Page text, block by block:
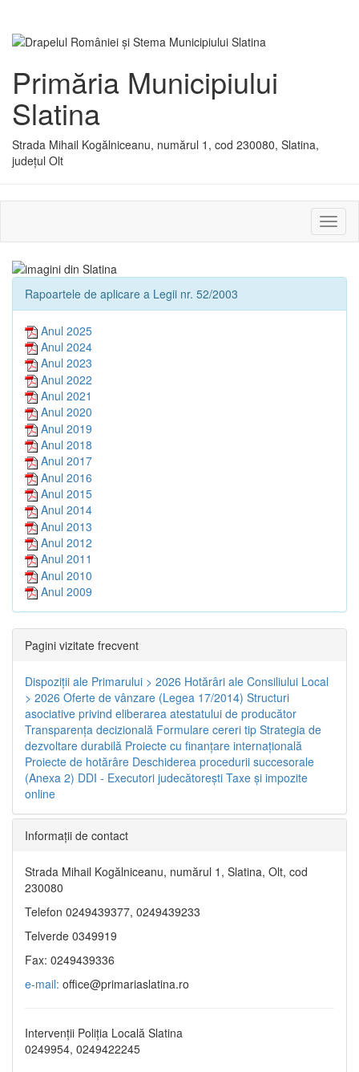
Primăria Municipiului
Slatina
Strada Mihail Kogălniceanu, numărul 1, cod 230080, Slatina,
județul Olt
sau
Rapoartele de aplicare a Legii nr. 52/2003
Anul 2025
Anul 2024
Anul 2023
Anul 2022
Anul 2021
Anul 2020
Anul 2019
Anul 2018
Anul 2017
Anul 2016
Anul 2015
Anul 2014
Anul 2013
Anul 2012
Anul 2011
Anul 2010
Anul 2009
Pagini vizitate frecvent
Dispoziţii ale Primarului > 2026 Hotărâri ale Consiliului Local
> 2026 Oferte de vânzare (Legea 17/2014) Structuri
asociative privind eliberarea atestatului de producător
Transparenţa decizională Formulare cereri tip Strategia de
dezvoltare durabilă Proiecte cu finanţare internaţională
Proiecte de hotărâre Deschiderea procedurii succesorale
(Anexa 2) DDI - Executori judecătorești Taxe şi impozite
online
Informaţii de contact
Strada Mihail Kogălniceanu, numărul 1, Slatina, Olt, cod
230080
Telefon 0249439377, 0249439233
Telverde 0349919
Fax: 0249439336
e-mail: office@primariaslatina.ro
Intervenții Poliția Locală Slatina
0249954, 0249422245